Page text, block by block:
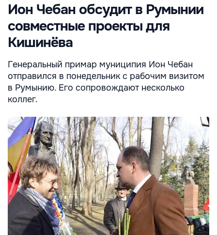
Ион Чебан обсудит в Румынии
совместные проекты для
Кишинёва
Генеральный примар муниципия Ион Чебан
отправился в понедельник с рабочим визитом
в Румынию. Его сопровождают несколько
коллег.